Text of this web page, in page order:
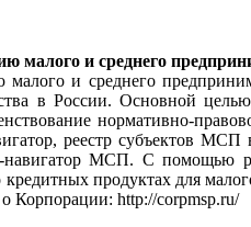
малого и среднего
малого и среднего
в России. Основной
нормативно-
реестр субъектов МСП
навигатор МСП. С помощью
продуктах для
Корпорации: http://corpmsp.ru/